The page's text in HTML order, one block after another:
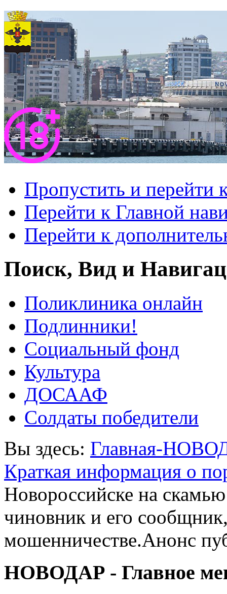
Пропустить и перейти
Перейти к Главной
Перейти к
Поиск, Вид и
Поликлиника онлайн
Подлинники!
Социальный фонд
Культура
ДОСААФ
Солдаты победители
Вы здесь: Главная-
Краткая информация о
Новороссийске на
чиновник и его
мошенничестве.Анонс
НОВОДАР - Главное